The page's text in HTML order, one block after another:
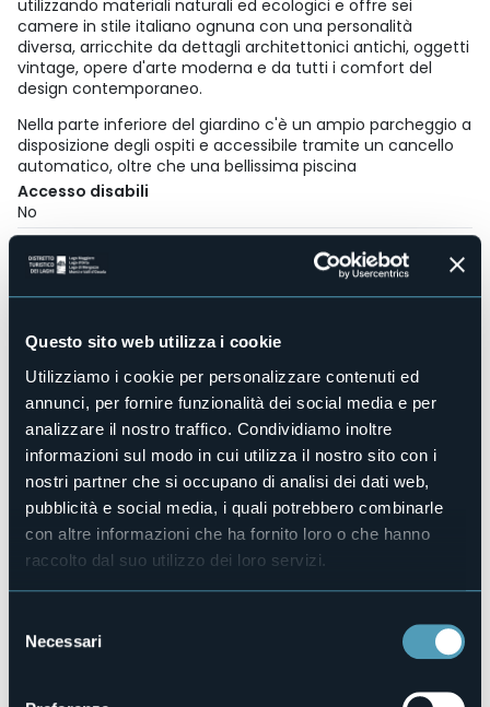
Questo sito web utilizza i cookie
Utilizziamo i cookie per personalizzare contenuti ed
annunci, per fornire funzionalità dei social media e per
analizzare il nostro traffico. Condividiamo inoltre
informazioni sul modo in cui utilizza il nostro sito con i
nostri partner che si occupano di analisi dei dati web,
pubblicità e social media, i quali potrebbero combinarle
con altre informazioni che ha fornito loro o che hanno
raccolto dal suo utilizzo dei loro servizi.
delNecessari
utilizzando materiali naturali ed ecologici e offre sei
camere in stile italiano ognuna con una personalità
diversa, arricchite da dettagli architettonici antichi, oggetti
vintage, opere d'arte moderna e da tutti i comfort del
design contemporaneo.
Nella parte inferiore del giardino c'è un ampio parcheggio a
disposizione degli ospiti e accessibile tramite un cancello
automatico, oltre che una bellissima piscina
Accesso disabili
No
Centro benessere
No
Sala congressi
Piscina
Sì
Animali ammessi
Camere
Posti letto
12
info@whitelilac.it
Telefono